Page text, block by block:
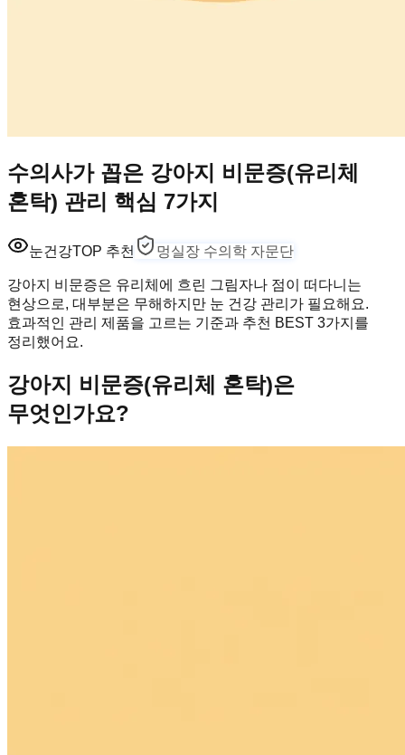
수의사가 꼽은 강아지 비문증(유리체
혼탁) 관리 핵심 7가지
눈건강TOP 추천 멍실장 수의학 자문단
강아지 비문증은 유리체에 흐린 그림자나 점이 떠다니는
현상으로, 대부분은 무해하지만 눈 건강 관리가 필요해요.
효과적인 관리 제품을 고르는 기준과 추천 BEST 3가지를
정리했어요.
강아지 비문증(유리체 혼탁)은
무엇인가요?